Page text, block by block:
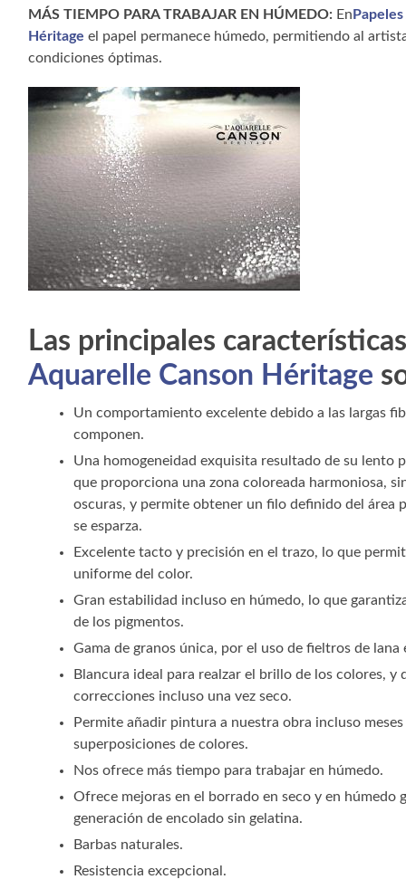
MÁS TIEMPO PARA TRABAJAR EN HÚMEDO: En
Héritage el papel permanece húmedo, permitiendo al
condiciones óptimas.
Las principales
Aquarelle Canson Héritage
Un comportamiento excelente debido a las largas
componen.
Una homogeneidad exquisita resultado de su lento
que proporciona una zona coloreada harmoniosa,
oscuras, y permite obtener un filo definido del área
se esparza.
Excelente tacto y precisión en el trazo, lo que
uniforme del color.
Gran estabilidad incluso en húmedo, lo que
de los pigmentos.
Gama de granos única, por el uso de fieltros de
Blancura ideal para realzar el brillo de los colores, y
correcciones incluso una vez seco.
Permite añadir pintura a nuestra obra incluso
superposiciones de colores.
Nos ofrece más tiempo para trabajar en húmedo.
Ofrece mejoras en el borrado en seco y en húmedo
generación de encolado sin gelatina.
Barbas naturales.
Resistencia excepcional.